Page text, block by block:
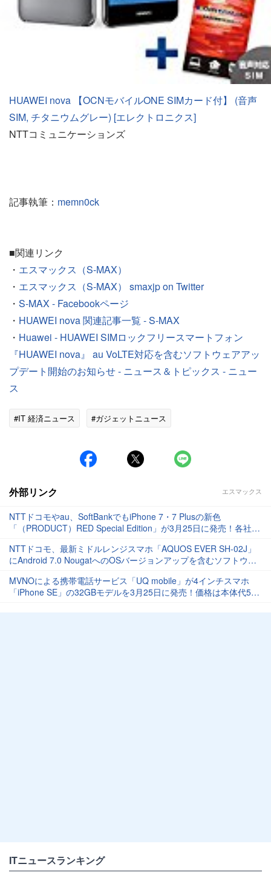
HUAWEI nova 【OCNモバイルONE SIMカード付】 (音声
SIM, チタニウムグレー) [エレクトロニクス]
NTTコミュニケーションズ
記事執筆： memn0ck
■関連リンク
・ エスマックス（S-MAX）
・ エスマックス（S-MAX） smaxjp on Twitter
・ S-MAX - Facebookページ
・ HUAWEI nova 関連記事一覧 - S-MAX
・ Huawei - HUAWEI SIMロックフリースマートフォン
『HUAWEI nova』 au VoLTE対応を含むソフトウェアアッ
プデート開始のお知らせ - ニュース＆トピックス - ニュー
ス
#IT 経済ニュース #ガジェットニュース
外部リンク エスマックス
NTTドコモやau、SoftBankでもiPhone 7・7 Plusの新色
「（PRODUCT）RED Special Edition」が3月25日に発売！各社と
NTTドコモ、最新ミドルレンジスマホ「AQUOS EVER SH-02J」
にAndroid 7.0 NougatへのOSバージョンアップを含むソフトウェ
MVNOによる携帯電話サービス「UQ mobile」が4インチスマホ
「iPhone SE」の32GBモデルを3月25日に発売！価格は本体代5万
ITニュースランキング